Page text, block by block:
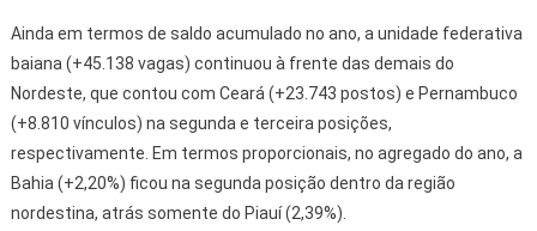
Ainda em termos de saldo acumulado no ano, a unidade federativa
baiana (+45.138 vagas) continuou à frente das demais do
Nordeste, que contou com Ceará (+23.743 postos) e Pernambuco
(+8.810 vínculos) na segunda e terceira posições,
respectivamente. Em termos proporcionais, no agregado do ano, a
Bahia (+2,20%) ficou na segunda posição dentro da região
nordestina, atrás somente do Piauí (2,39%).